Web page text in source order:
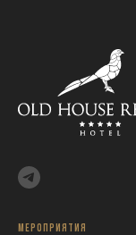
Мероприятия